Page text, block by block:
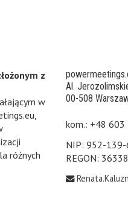
z
w
różnych
Al.
00-508
kom.: +48
NIP: 952-
REGON: